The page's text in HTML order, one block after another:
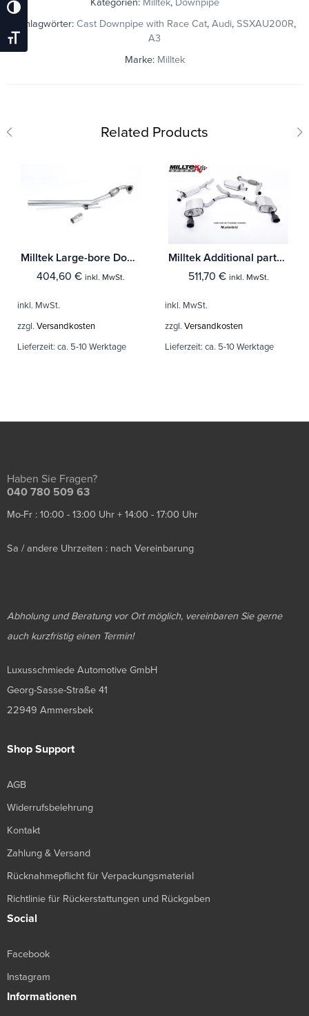
Umschalten Auf Hohe Kontraste
Schrift Vergrößern
Kategorien: Milltek, Downpipe
Schlagwörter: Cast Downpipe with Race Cat, Audi, SSXAU200R,
A3
Marke: Milltek
Related Products
Milltek Large-bore Downpipe und De-cat Audi A3 1.8T 2WD 3 & 5-Türer
404,60 € inkl. MwSt.
inkl. MwSt.
zzgl. Versandkosten
Lieferzeit: ca. 5-10 Werktage
Milltek Additional parts Audi A3 2.0T FSI 2WD 3-Türer
511,70 € inkl. MwSt.
inkl. MwSt.
zzgl. Versandkosten
Lieferzeit: ca. 5-10 Werktage
Haben Sie Fragen?
040 780 509 63
Mo-Fr : 10:00 - 13:00 Uhr + 14:00 - 17:00 Uhr
Sa / andere Uhrzeiten : nach Vereinbarung
Abholung und Beratung vor Ort möglich, vereinbaren Sie gerne
auch kurzfristig einen Termin!
Luxusschmiede Automotive GmbH
Georg-Sasse-Straße 41
22949 Ammersbek
Shop Support
AGB
Widerrufsbelehrung
Kontakt
Zahlung & Versand
Rücknahmepflicht für Verpackungsmaterial
Richtlinie für Rückerstattungen und Rückgaben
Social
Facebook
Instagram
Informationen